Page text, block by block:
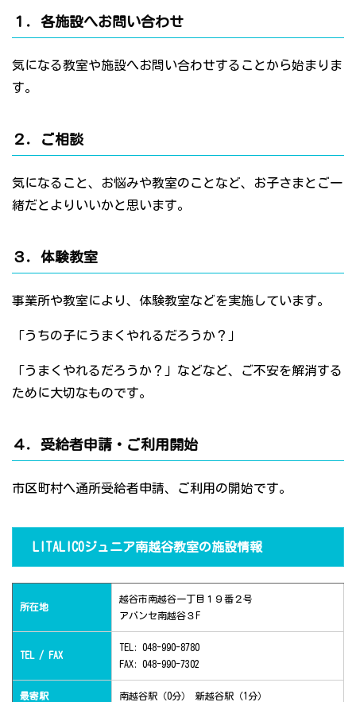
１．各施設へお問い合わせ
気になる教室や施設へお問い合わせすることから始まりま
す。
２．ご相談
気になること、お悩みや教室のことなど、お子さまとご一
緒だとよりいいかと思います。
３．体験教室
事業所や教室により、体験教室などを実施しています。
「うちの子にうまくやれるだろうか？」
「うまくやれるだろうか？」などなど、ご不安を解消する
ために大切なものです。
４．受給者申請・ご利用開始
市区町村へ通所受給者申請、ご利用の開始です。
LITALICOジュニア南越谷教室の施設情報
所在地
越谷市南越谷一丁目１９番２号
アバンセ南越谷３F
TEL / FAX
TEL: 048-990-8780
FAX: 048-990-7302
最寄駅 南越谷駅（0分） 新越谷駅（1分）